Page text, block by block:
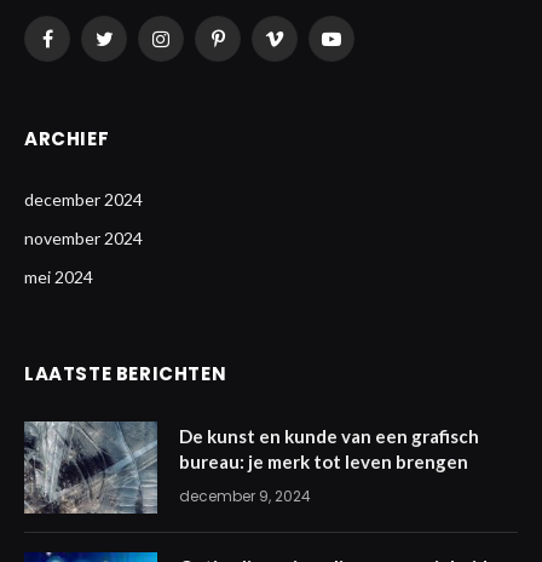
FacebookTwitterInstagramPinterestVimeo YouTube
ARCHIEF
december 2024
november 2024
mei 2024
LAATSTE BERICHTEN
De kunst en kunde van een grafisch
bureau: je merk tot leven brengen
december 9, 2024